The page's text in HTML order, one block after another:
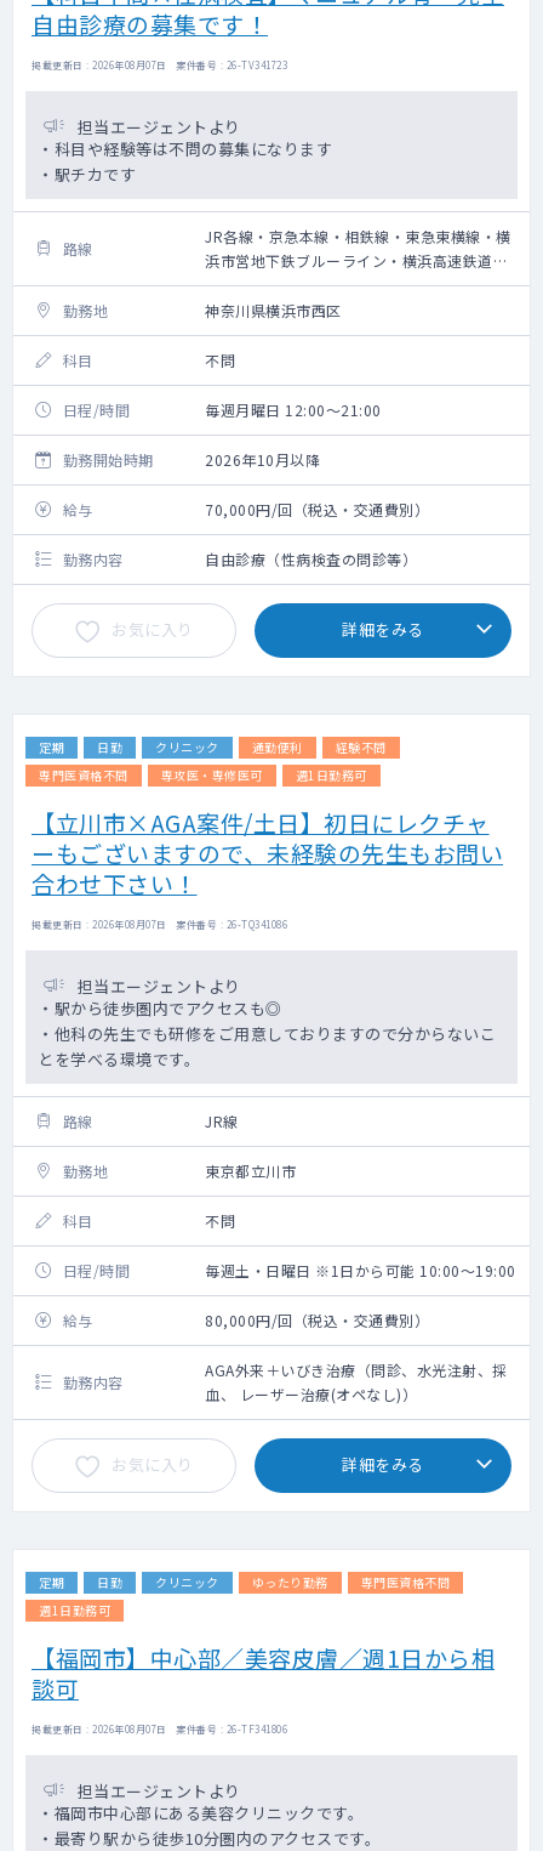
自由診療の募集です！
掲載更新日 : 2026年08月07日 案件番号 : 26-TV341723
担当エージェントより
・科目や経験等は不問の募集になります
・駅チカです
路線
JR各線・京急本線・相鉄線・東急東横線・横
浜市営地下鉄ブルーライン・横浜高速鉄道み
なとみらい線
勤務地
神奈川県横浜市西区
科目 不問
日程/時間 毎週月曜日 12:00～21:00
勤務開始時期 2026年10月以降
給与 70,000円/回（税込・交通費別）
勤務内容 自由診療（性病検査の問診等）
お気に入り 詳細をみる
定期 日勤 クリニック 通勤便利
経験不問
専門医資格不問
専攻医・専修医可 週1日勤務可
【立川市×AGA案件/土日】初日にレクチャ
ーもございますので、未経験の先生もお問い
合わせ下さい！
掲載更新日 : 2026年08月07日 案件番号 : 26-TQ341086
担当エージェントより
・駅から徒歩圏内でアクセスも◎
・他科の先生でも研修をご用意しておりますので分からないこ
とを学べる環境です。
路線 JR線
勤務地 東京都立川市
科目 不問
日程/時間 毎週土・日曜日 ※1日から可能 10:00～19:00
給与 80,000円/回（税込・交通費別）
勤務内容
AGA外来＋いびき治療（問診、水光注射、採
血、 レーザー治療(オペなし)）
お気に入り 詳細をみる
定期 日勤 クリニック ゆったり勤務
専門医資格不問
週1日勤務可
【福岡市】中心部／美容皮膚／週1日から相
談可
掲載更新日 : 2026年08月07日 案件番号 : 26-TF341806
担当エージェントより
・福岡市中心部にある美容クリニックです。
・最寄り駅から徒歩10分圏内のアクセスです。